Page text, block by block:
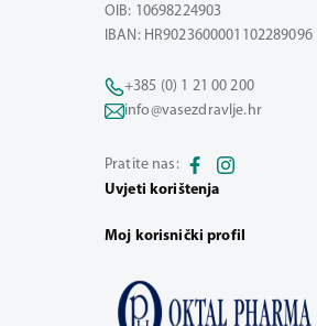
OIB: 10698224903
IBAN: HR9023600001102289096
+385 (0) 1 21 00 200
info@vasezdravlje.hr
Pratite nas:
Uvjeti korištenja
Moj korisnički profil